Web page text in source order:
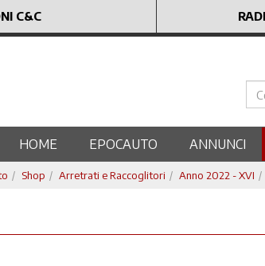
C&C
HOME EPOCAUTO ANNUNCI
Shop Arretrati e Raccoglitori Anno 2022 - XVI